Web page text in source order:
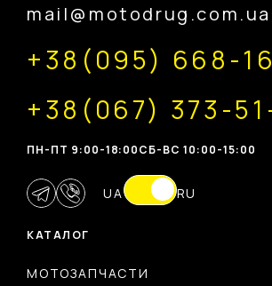
КАТАЛОГ
МОТОЗАПЧАСТИ
mail@motodrug.com.ua
+38(095) 668-
+38(067) 373-
ПН-ПТ 9:00-18:00CБ-ВС 10:00-15:00
UA RU